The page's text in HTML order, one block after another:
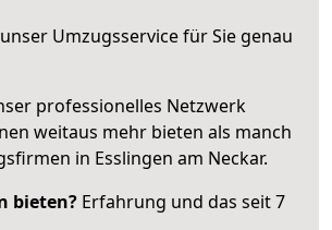
Umzugsservice für Sie genau
professionelles Netzwerk
weitaus mehr bieten als manch
in Esslingen am Neckar.
bieten? Erfahrung und das seit 7